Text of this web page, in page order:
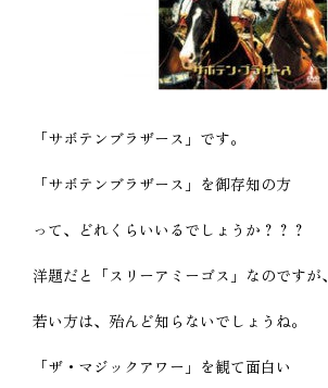
「サボテンブラザース」です。
「サボテンブラザース」を御存知の方
って、どれくらいいるでしょうか？？？
洋題だと「スリーアミーゴス」なのですが、
若い方は、殆んど知らないでしょうね。
「ザ・マジックアワー」を観て面白い